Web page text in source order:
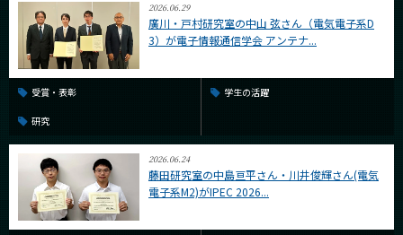
2026.06.29
廣川・戸村研究室の中山 弦さん（電気電子系D
3）が電子情報通信学会 アンテナ...
受賞・表彰 学生の活躍
研究
2026.06.24
藤田研究室の中島亘平さん・川井俊輝さん(電気
電子系M2)がIPEC 2026...